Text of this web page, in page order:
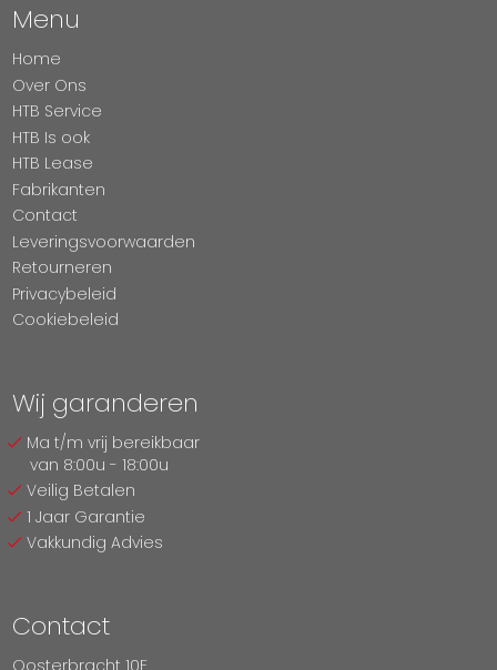
Menu
Home
Over Ons
HTB Service
HTB Is ook
HTB Lease
Fabrikanten
Contact
Leveringsvoorwaarden
Retourneren
Privacybeleid
Cookiebeleid
Wij garanderen
Ma t/m vrij bereikbaar
van 8:00u - 18:00u
Veilig Betalen
1 Jaar Garantie
Vakkundig Advies
Contact
Oosterbracht 10E